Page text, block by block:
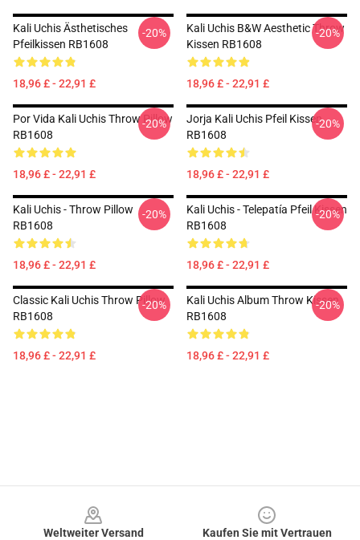
Kali Uchis Ästhetisches
Pfeilkissen RB1608
18,96 £ - 22,91 £
-20%
Kali Uchis B&W Aesthetic Throw
Kissen RB1608
18,96 £ - 22,91 £
-20%
Por Vida Kali Uchis Throw Pillow
RB1608
18,96 £ - 22,91 £
-20%
Jorja Kali Uchis Pfeil Kissen
RB1608
18,96 £ - 22,91 £
-20%
Kali Uchis - Throw Pillow
RB1608
18,96 £ - 22,91 £
-20%
Kali Uchis - Telepatía Pfeil Kissen
RB1608
18,96 £ - 22,91 £
-20%
Classic Kali Uchis Throw Pillow
RB1608
18,96 £ - 22,91 £
-20%
Kali Uchis Album Throw Kissen
RB1608
18,96 £ - 22,91 £
-20%
Weltweiter Versand
Kaufen Sie mit Vertrauen